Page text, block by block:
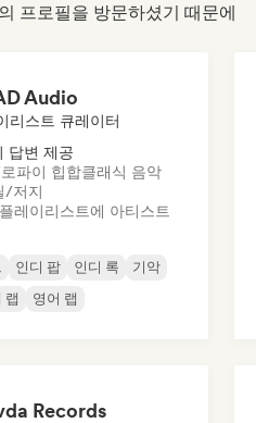
프로필을 방문하셨기 때문에
Audio
리스트 큐레이터
답변 제공
파이 힙합클래식 음악
/저지
레이리스트에 아티스트
인디 팝 인디 록
기악
랩 영어 랩
Records